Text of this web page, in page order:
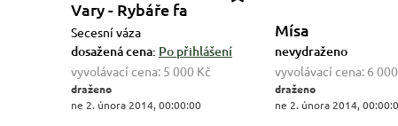
Vary - Rybáře fa
Secesní váza
dosažená cena: Po přihlášení
vyvolávací cena: 5 000 Kč
draženo
ne 2. února 2014, 00:00:00
Mísa
nevydraženo
vyvolávací cena: 6
draženo
ne 2. února 2014,